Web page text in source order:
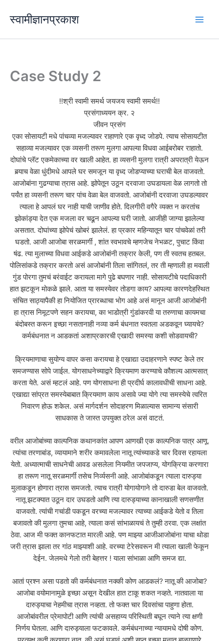
स्वामीज्ञानप्रकाश
Case Study 2
!!श्री स्वामी समर्थ जयजय स्वामी समर्थ!!
प्रसंगाध्ययन क्र. २
जीवन प्रसंग
एका सोसायटी मधे पांचव्या मजल्यावर राहाणारे एक वृध्द जोडपे. त्याच सोसायटीत
सहाव्या मजल्यावर एक व्यसनी तरूण मुलगा आपल्या विधवा आईबरोबर राहातो.
दोघांचे प्लॅट एकमेकाच्या वर खाली आहेत. हा व्यसनी मुलगा रात्री अपरात्री येऊन
बर्‍याच वेळा धुंदीमधे आपले घर समजून या वृध्द जोडप्याच्या घराची बेल वाजवतो.
आजोबांना गुढग्याचा त्रास आहे. झोपेतून उठून दरवाजा उघडायला वेळ लागतो तो
पर्यंत हा व्यसनी तरूण चार पांच वेळा बेल वाजवतो. आजोबांनी दरवाजा उघडल्यावर
त्याला हे आपलं घर नाही याची जाणीव होते. दिलगीरी वगैरे व्यक्त न करतांच
झोकांड्या देत एक मजला वर चढून आपल्या घरी जातो. आजीही जाग्या झालेल्या
असतात. दोघांच्या झोपेचं खोबरं झालेलं. हा प्रकार महिन्यातून चार पांचवेळां तरी
घडतो. आजी आजोबा सरळमार्गी , शांत स्वभावचे म्हणजेच नेभळट, पुचाट किंवा
षंढ. त्या मुलाच्या विधवा आईकडे आजोबांनी तक्रार केली, पण ती स्वतच हतबल.
पोलिसांकडे तक्रार करतो असं आजोबांनी तिला सांगितलं, तर ती म्हणाली हा मवाली
गुंड पोरगा तुमचं बरंवाईट करायला मागे पुढे बघणार नाही. सोसायटीचे पदाधिकारी
हात झटकून मोकळे झाले. आता या समस्येवर तोडगा काय? आपल्या कारणदेहस्थित
संचित साठ्यापैकी हा नियोजित प्रारब्धाचा भोग आहे असं मानून आजी आजोबांनी
हा त्रास निमूटपणे सहन करायचा, का भाडोत्री गुंडांकरवी या तरुणाचा कायमचा
बंदोबस्त करून इच्छा नसतानाही नव्या कर्म बंधनात स्वतला अडकवून घ्यायचे?
कर्मबंधनात न आडकतां अशाप्रकारची एखादी समस्या कशी सोडवायची?
क्रियमाणाचा सुयोग्य वापर कसा करायचा हे एखाद्या उदाहरणाने स्पष्ट केले तर
समजण्यास सोपे जाईल. योगसाधनेच्याद्वारे क्रियमाण करण्याचे कौशल्य आत्मसात्
करता येते. असं म्हटलं आहे. पण योगसाधना ही प्रदीर्घ कालावधीची साधना आहे.
एखाद्या सांप्रत समस्येबाबात क्रियमाण काय असावे ज्या योगे त्या समस्येचे त्वरित
निवारण होऊ शकेल. असं मार्गदर्शन सोदाहरण मिळाल्यास सामान्य संसारी
साधकास ते जास्त उपयुक्त ठरेल असं वाटतं.
वरील आजोबांच्या काल्पनिक कथानकांत आपण आणखी एक काल्पनिक पात्र आणू.
त्यांचा तरणाबांड, व्यायामाने शरीर कमावलेला नातू त्यांच्याकडे चार दिवस रहायला
येतो. अध्यात्माची साधनेची आवड असलेला नियमीत जपजाप्य, योगक्रिया करणारा
हा तरूण नातू सरळमार्गी तसेच निर्व्यसनी आहे. आजोबांकडून त्याला दारुड्या
मुलाकडून होणारा त्रास समजतो. त्याच रात्री योगायोगाने तो दारुडा बेल वाजवतो.
नातू झटक्यात उठून दार उघडतो आणि त्या दारुड्याच्या कानाखाली सणसणीत
वाजवतो. त्यांची गचांडी पकडून वरच्या मजल्यावर त्याच्या आईकडे येतो व तिला
बजावतो की मुलगा तुमचा आहे, त्याला कसं सांभाळायचं ते तुम्ही ठरवा. एक लक्षांत
ठेवा. आज मी फक्त कानफटात मारली आहे. पण माझ्या आजीआजोबांना याचा थोडा
जरी त्रास झाला तर गांठ माझ्याशी आहे. वरच्या टेरेसवरून मी त्याला खाली फेकून
देईन. जेलमधे गेलो तरी बेहत्तर ! याला सांभाळा आणि समज द्या.
आतां प्रश्न असा पडतो की कर्मबंधनात नक्की कोण आडकलं? नातू की आजोबा?
आजोबा वयोमानामुळे इच्छा असून देखील हात टाकू शकत नव्हते. नातवाला या
दारुड्याचा नेहमीचा त्रास नव्हता. तो फक्त चार दिवसांचा पाहुणा होता.
आजोबांवरील प्रेमापोटी आणि त्यांची असहाय्य परिस्थिती बघून त्याने त्या क्षणी
निर्णय घेतला. आणि दारुड्याला फटकावले. कर्मबंधनाच्या न्यायामधे दोषी कोण.